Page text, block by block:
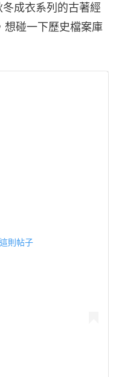
成衣系列的古著經
想碰一下歷史檔案庫
則帖子